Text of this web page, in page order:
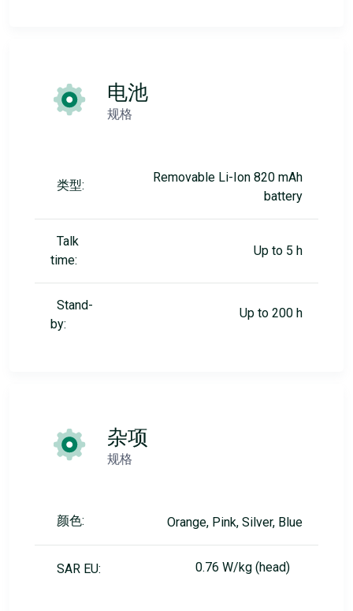
电池
规格
类型:
Removable Li-Ion 820 mAh
battery
Talk
time:
Up to 5 h
Stand-
by:
Up to 200 h
杂项
规格
颜色: Orange, Pink, Silver, Blue
SAR EU: 0.76 W/kg (head)